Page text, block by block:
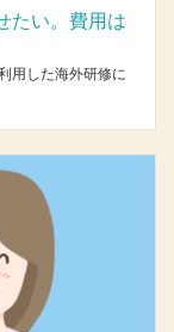
たい。費用は
用した海外研修に